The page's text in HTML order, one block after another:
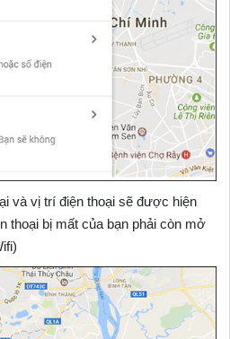
và vị trí điện thoại sẽ được hiện
thoại bị mất của bạn phải còn mở